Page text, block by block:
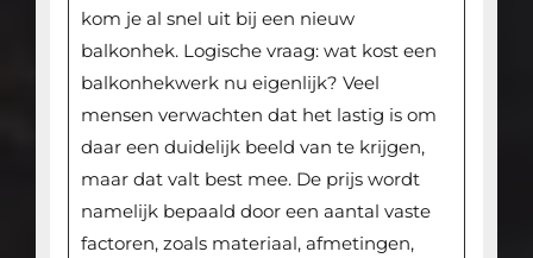
kom je al snel uit bij een nieuw
balkonhek. Logische vraag: wat kost een
balkonhekwerk nu eigenlijk? Veel
mensen verwachten dat het lastig is om
daar een duidelijk beeld van te krijgen,
maar dat valt best mee. De prijs wordt
namelijk bepaald door een aantal vaste
factoren, zoals materiaal, afmetingen,